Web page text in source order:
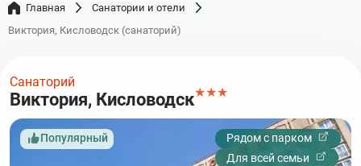
Главная
Санатории и отели
Виктория, Кисловодск (санаторий)
Санаторий
Виктория, Кисловодск★★★
Популярный
Рядом с парком
Для всей семьи